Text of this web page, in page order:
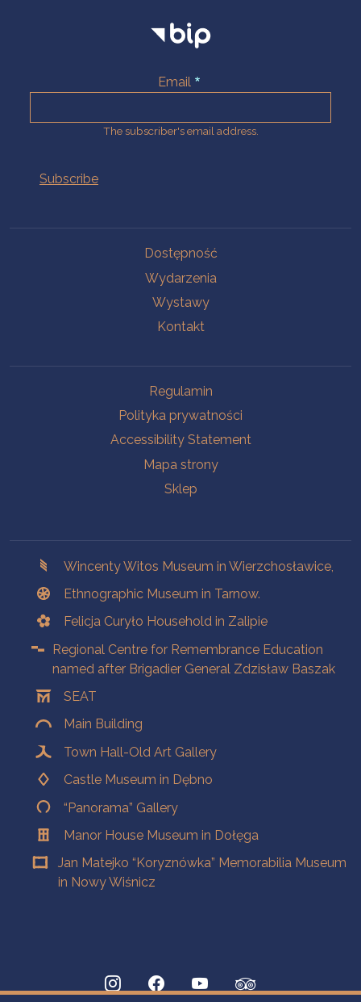
Email
The subscriber's email address.
Dostępność
Wydarzenia
Wystawy
Kontakt
Regulamin
Polityka prywatności
Accessibility Statement
Mapa strony
Sklep
Wincenty Witos Museum in Wierzchosławice,
Ethnographic Museum in Tarnow.
Felicja Curyło Household in Zalipie
Regional Centre for Remembrance Education
named after Brigadier General Zdzisław Baszak
SEAT
Main Building
Town Hall-Old Art Gallery
Castle Museum in Dębno
“Panorama” Gallery
Manor House Museum in Dołęga
Jan Matejko “Koryznówka” Memorabilia Museum
in Nowy Wiśnicz